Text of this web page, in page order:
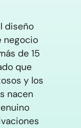
diseño
negocio
de 15
que
y los
nacen